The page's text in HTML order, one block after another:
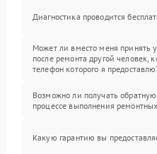
Диагностика проводится
Может ли вместо меня принять
после ремонта другой человек,
телефон которого я
Возможно ли получать обратную
процессе выполнения
Какую гарантию вы